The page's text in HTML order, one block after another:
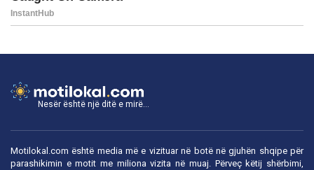
Nesër është një ditë e mirë...
Motilokal.com është media më e vizituar në botë në gjuhën shqipe për
parashikimin e motit me miliona vizita në muaj. Përveç këtij shërbimi,